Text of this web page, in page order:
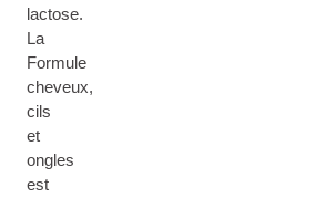
lactose.
La
Formule
cheveux,
cils
et
ongles
est